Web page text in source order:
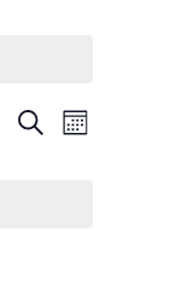
Buscar
de
Mes